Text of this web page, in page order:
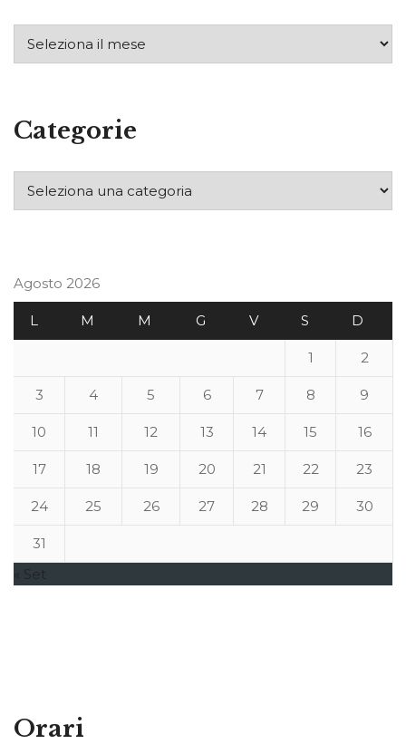
Categorie
Agosto 2026
L M M G V S D
1 2
3 4 5 6 7 8 9
10 11 12 13 14 15 16
17 18 19 20 21 22 23
24 25 26 27 28 29 30
31
« Set
Orari